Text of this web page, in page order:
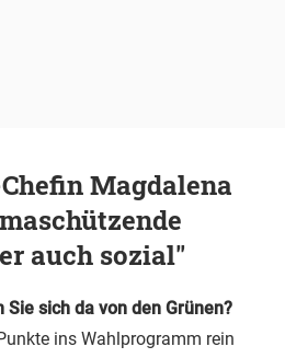
Magdalena
auch sozial"
sich da von den Grünen?
ins Wahlprogramm rein